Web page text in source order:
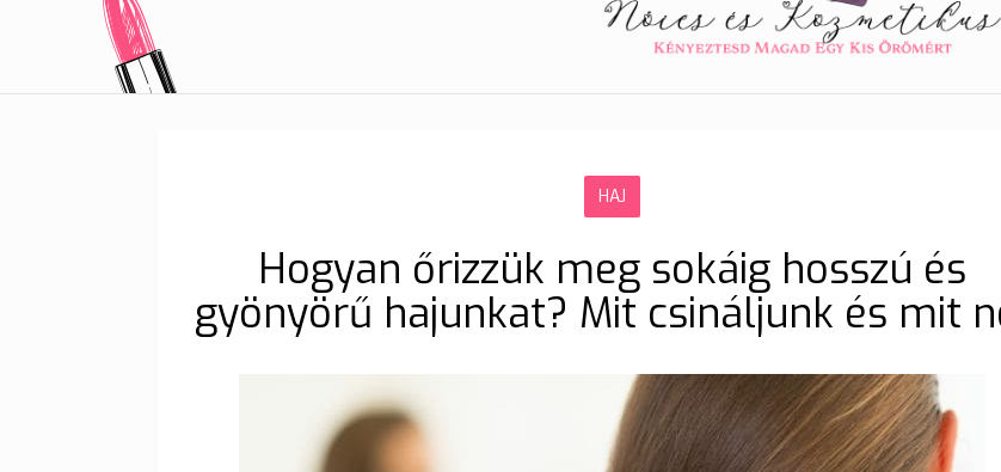
HAJ
Hogyan őrizzük meg sokáig hosszú és
gyönyörű hajunkat? Mit csináljunk és mit